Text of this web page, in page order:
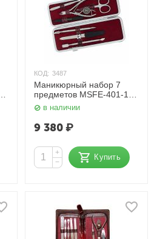
КОД: 3487
Маникюрный набор 7
предметов MSFE-401-1
SM Zinger
в наличии
9 380₽
+
−
Купить